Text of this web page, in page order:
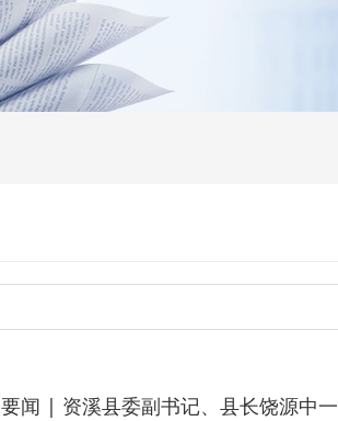
要闻 | 资溪县委副书记、县长饶源中